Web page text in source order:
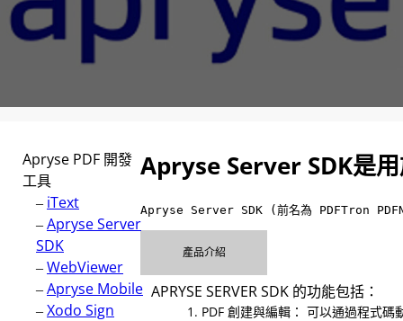
Apryse PDF 開發
工具
– iText
–Apryse Server
SDK
–WebViewer
–Apryse Mobile
–Xodo Sign
Apryse Server SDK是
Apryse Server SDK (前名為 PDFTron
產品介紹
APRYSE SERVER SDK 的功能包括：
1. PDF 創建與編輯： 可以通過程式碼